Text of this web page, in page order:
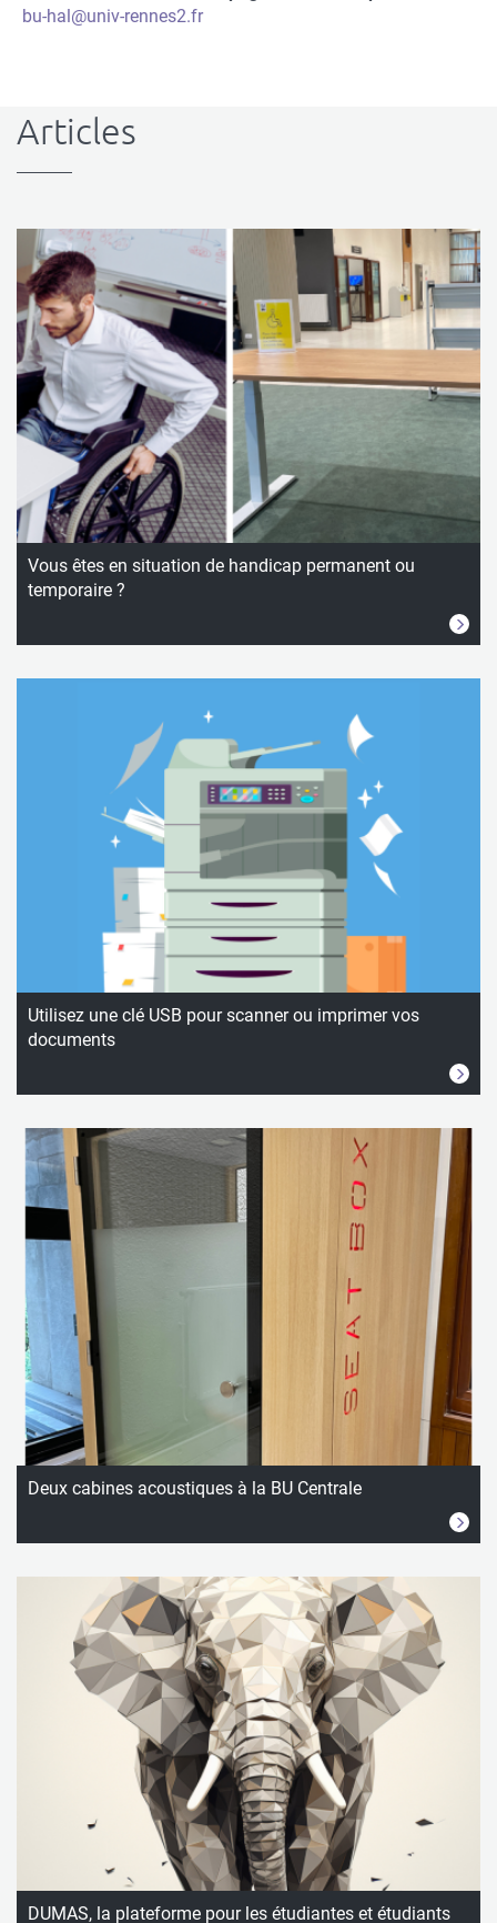
du
du
Courriel
bu-hal@univ-rennes2.fr
Articles
Vous êtes en situation de handicap permanent ou
temporaire ?
Utilisez une clé USB pour scanner ou imprimer vos
documents
Deux cabines acoustiques à la BU Centrale
DUMAS, la plateforme pour les étudiantes et étudiants